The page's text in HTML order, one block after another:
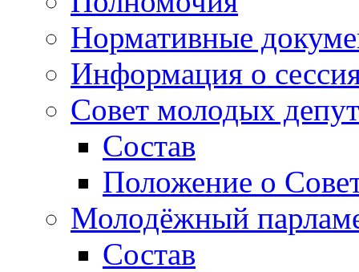
Нормативные
Информация о
Совет молодых
Состав
Положение о
Молодёжный
Состав